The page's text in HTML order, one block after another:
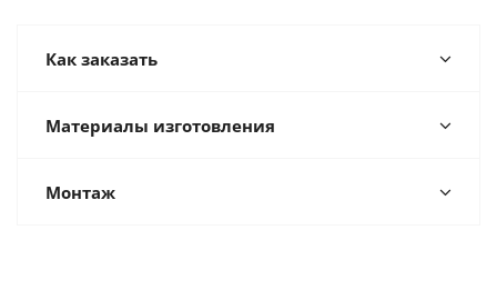
Как заказать
Материалы изготовления
Монтаж